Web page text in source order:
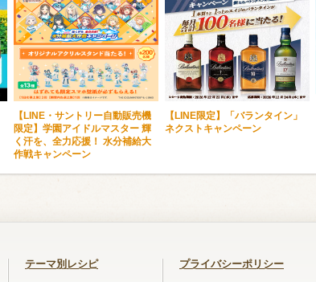
【LINE・サントリー自動販売機
限定】学園アイドルマスター 輝
く汗を、全力応援！ 水分補給大
作戦キャンペーン
【LINE限定】「バランタイン」
ネクストキャンペーン
テーマ別レシピ プライバシーポリシー